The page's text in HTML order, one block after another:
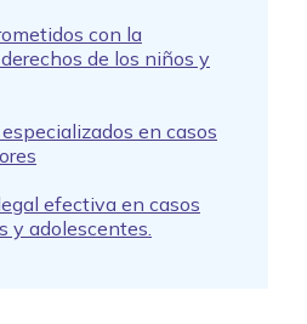
con la
de los niños y
en casos
efectiva en casos
y adolescentes.